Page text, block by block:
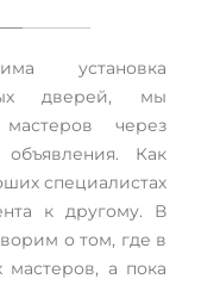
установка
дверей, мы
через
Как
специалистах
к другому. В
о том, где в
а пока